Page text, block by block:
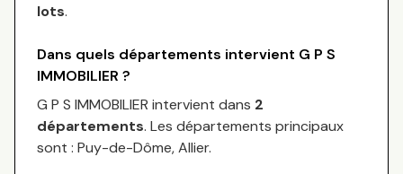
lots.
Dans quels départements intervient G P S
IMMOBILIER ?
G P S IMMOBILIER intervient dans 2
départements. Les départements principaux
sont : Puy-de-Dôme, Allier.